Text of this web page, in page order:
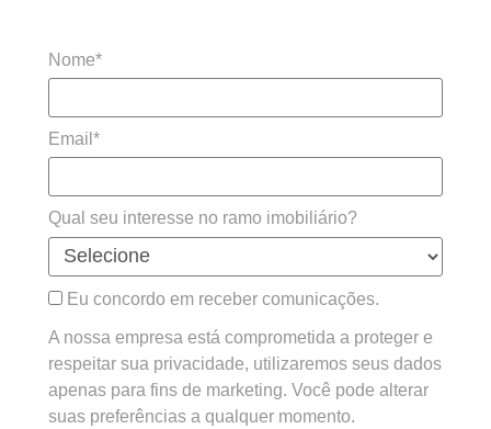
Nome*
Email*
Qual seu interesse no ramo imobiliário?
Eu concordo em receber comunicações.
A nossa empresa está comprometida a proteger e
respeitar sua privacidade, utilizaremos seus dados
apenas para fins de marketing. Você pode alterar
suas preferências a qualquer momento.